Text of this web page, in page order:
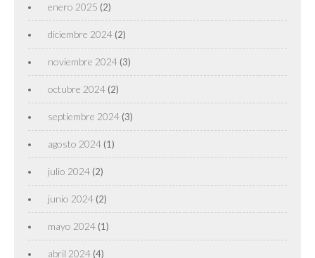
enero 2025 (2)
diciembre 2024 (2)
noviembre 2024 (3)
octubre 2024 (2)
septiembre 2024 (3)
agosto 2024 (1)
julio 2024 (2)
junio 2024 (2)
mayo 2024 (1)
abril 2024 (4)